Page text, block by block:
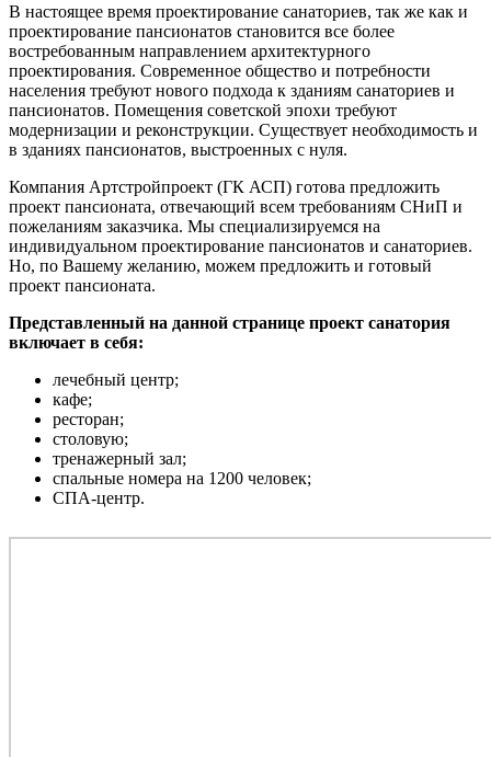
В настоящее время проектирование санаториев, так же как и
проектирование пансионатов становится все более
востребованным направлением архитектурного
проектирования. Современное общество и потребности
населения требуют нового подхода к зданиям санаториев и
пансионатов. Помещения советской эпохи требуют
модернизации и реконструкции. Существует необходимость и
в зданиях пансионатов, выстроенных с нуля.
Компания Артстройпроект (ГК АСП) готова предложить
проект пансионата, отвечающий всем требованиям СНиП и
пожеланиям заказчика. Мы специализируемся на
индивидуальном проектирование пансионатов и санаториев.
Но, по Вашему желанию, можем предложить и готовый
проект пансионата.
Представленный на данной странице проект санатория
включает в себя:
лечебный центр;
кафе;
ресторан;
столовую;
тренажерный зал;
спальные номера на 1200 человек;
СПА-центр.